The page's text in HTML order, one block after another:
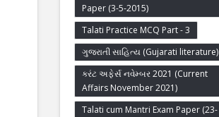
Paper (3-5-2015)
Talati Practice MCQ Part - 3
ગુજરાતી સાહિત્ય (Gujarati literature)
કરંટ અફેર્સ નવેમ્બર 2021 (Current
Affairs November 2021)
Talati cum Mantri Exam Paper (23-